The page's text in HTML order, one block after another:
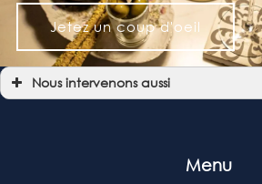
Jetez un coup d'oeil
Nous intervenons aussi
Menu